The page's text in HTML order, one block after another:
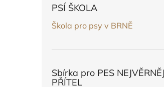
PSÍ ŠKOLA
Škola pro psy v BRNĚ
Sbírka pro PES
PŘÍTEL